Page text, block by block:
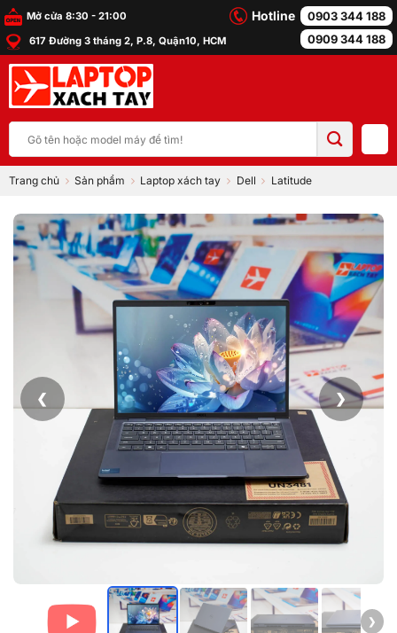
Bỏ
qua
nội
dung
Mở cửa 8:30 - 21:00
617 Đường 3 tháng 2, P.8, Quận10, HCM
Hotline
0903 344 188
0909 344 188
kiếm:
Trang chủ Sản phẩm Laptop xách tay Dell Latitude
❮ ❯
❯